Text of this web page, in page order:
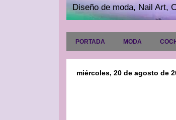
Diseño de moda, Nail Art,
PORTADA MODA
miércoles, 20 de agosto de